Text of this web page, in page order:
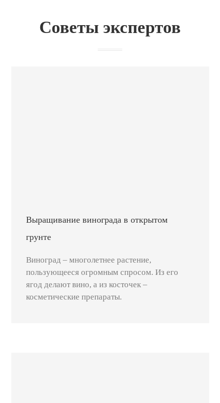
Советы экспертов
Выращивание винограда в открытом
грунте
Виноград – многолетнее растение,
пользующееся огромным спросом. Из его
ягод делают вино, а из косточек –
косметические препараты.